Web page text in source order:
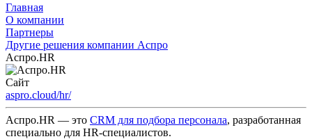
Главная
О компании
Партнеры
Другие решения компании Аспро
Аспро.HR
Сайт
aspro.cloud/hr/
Аспро.HR — это CRM для подбора персонала, разработанная
специально для HR-специалистов.